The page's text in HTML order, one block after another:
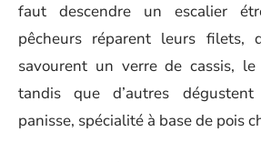
faut descendre un escalier
pêcheurs réparent leurs filets,
savourent un verre de cassis,
tandis que d’autres
panisse, spécialité à base de pois